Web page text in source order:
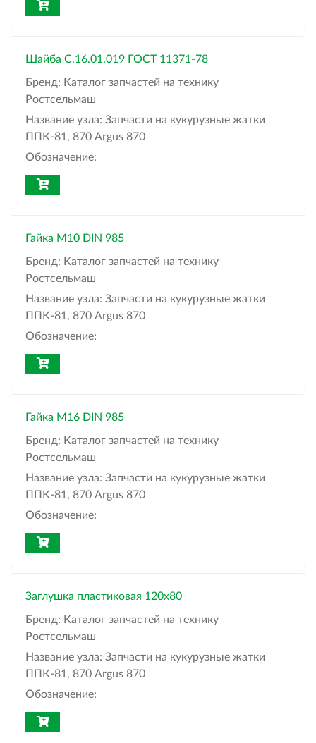
Шайба С.16.01.019 ГОСТ 11371-78
Бренд: Каталог запчастей на технику
Ростсельмаш
Название узла: Запчасти на кукурузные жатки
ППК-81, 870 Argus 870
Обозначение:
Гайка М10 DIN 985
Бренд: Каталог запчастей на технику
Ростсельмаш
Название узла: Запчасти на кукурузные жатки
ППК-81, 870 Argus 870
Обозначение:
Гайка М16 DIN 985
Бренд: Каталог запчастей на технику
Ростсельмаш
Название узла: Запчасти на кукурузные жатки
ППК-81, 870 Argus 870
Обозначение:
Заглушка пластиковая 120х80
Бренд: Каталог запчастей на технику
Ростсельмаш
Название узла: Запчасти на кукурузные жатки
ППК-81, 870 Argus 870
Обозначение: